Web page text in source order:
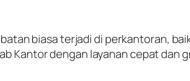
biasa terjadi di perkantoran,
Kantor dengan layanan cepat